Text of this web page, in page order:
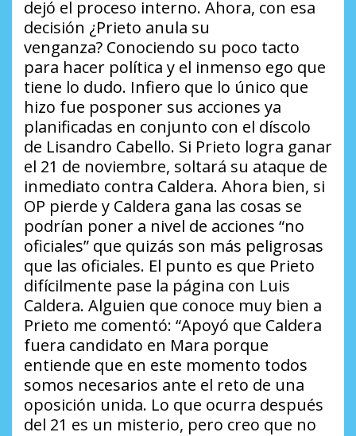
dejó el proceso interno. Ahora, con esa
decisión ¿Prieto anula su
venganza? Conociendo su poco tacto
para hacer política y el inmenso ego que
tiene lo dudo. Infiero que lo único que
hizo fue posponer sus acciones ya
planificadas en conjunto con el díscolo
de Lisandro Cabello. Si Prieto logra ganar
el 21 de noviembre, soltará su ataque de
inmediato contra Caldera. Ahora bien, si
OP pierde y Caldera gana las cosas se
podrían poner a nivel de acciones “no
oficiales” que quizás son más peligrosas
que las oficiales. El punto es que Prieto
difícilmente pase la página con Luis
Caldera. Alguien que conoce muy bien a
Prieto me comentó: “Apoyó que Caldera
fuera candidato en Mara porque
entiende que en este momento todos
somos necesarios ante el reto de una
oposición unida. Lo que ocurra después
del 21 es un misterio, pero creo que no